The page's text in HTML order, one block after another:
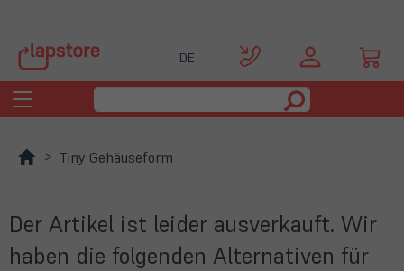
DE
Toggle
navigation
Tiny Gehäuseform
Der Artikel ist leider ausverkauft. Wir
haben die folgenden Alternativen für